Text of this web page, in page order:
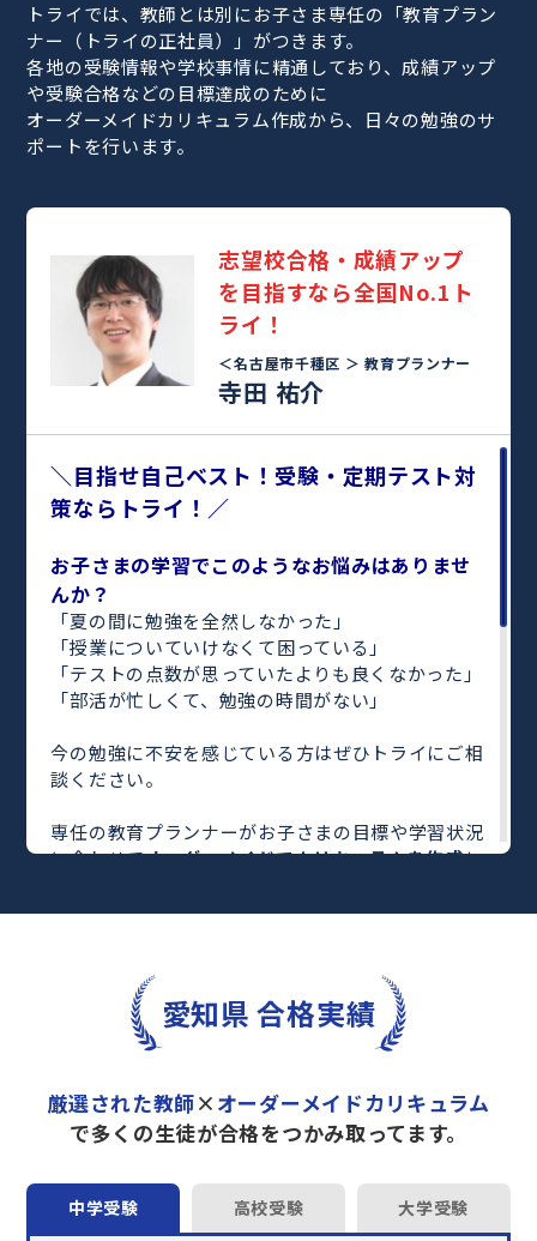
トライでは、教師とは別にお子さま専任の「教育プラン
ナー（トライの正社員）」がつきます。
各地の受験情報や学校事情に精通しており、成績アップ
や受験合格などの目標達成のために
オーダーメイドカリキュラム作成から、日々の勉強のサ
ポートを行います。
志望校合格・成績アップ
を目指すなら全国No.1ト
ライ！
＜名古屋市千種区 ＞教育プランナー
寺田 祐介
＼目指せ自己ベスト！受験・定期テスト対
策ならトライ！／
お子さまの学習でこのようなお悩みはありませ
んか？
「夏の間に勉強を全然しなかった」
「授業についていけなくて困っている」
「テストの点数が思っていたよりも良くなかった」
「部活が忙しくて、勉強の時間がない」
今の勉強に不安を感じている方はぜひトライにご相
談ください。
専任の教育プランナーがお子さまの目標や学習状況
に合わせてオーダーメイドでカリキュラムを作成し
完全マンツーマンで自分に合った教師がわかるまで
さらに、単元別の学習の理解度がわかる「AI学習診
や授業内容や授業以外の勉強をナビゲートする
「DAILY TRY」
など、豊富な学習コンテンツが
トライで一緒に“自己最高得点”を目指しません
か？
オンラインでの学習面談も承っております。
愛知県 合格実績
厳選された教師× オーダーメイドカリキュラム
で多くの生徒が合格をつかみ取ってます。
中学受験 高校受験 大学受験